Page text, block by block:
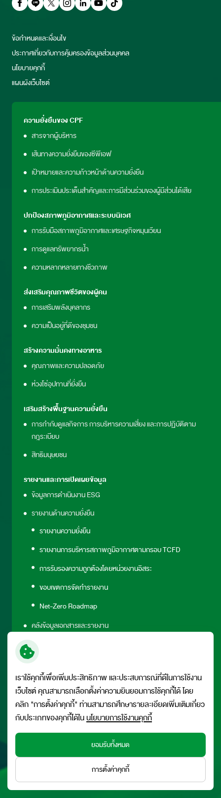
ข้อกำหนดและเงื่อนไข
ประกาศเกี่ยวกับการคุ้มครองข้อมูลส่วนบุคคล
นโยบายคุกกี้
แผนผังเว็บไซต์
ความยั่งยืนของ CPF
สารจากผู้บริหาร
เส้นทางความยั่งยืนของซีพีเอฟ
เป้าหมายและความก้าวหน้าด้านความยั่งยืน
การประเมินประเด็นสำคัญและการมีส่วนร่วมของผู้มีส่วนได้เสีย
ปกป้องสภาพภูมิอากาศและระบบนิเวศ
การรับมือสภาพภูมิอากาศและเศรษฐกิจหมุนเวียน
การดูแลทรัพยากรน้ำ
ความหลากหลายทางชีวภาพ
ส่งเสริมคุณภาพชีวิตของผู้คน
การเสริมพลังบุคลากร
ความเป็นอยู่ที่ดีของชุมชน
สร้างความมั่นคงทางอาหาร
คุณภาพและความปลอดภัย
ห่วงโซ่อุปทานที่ยั่งยืน
เสริมสร้างพื้นฐานความยั่งยืน
การกำกับดูแลกิจการ การบริหารความเสี่ยง และการปฏิบัติตาม
กฎระเบียบ
สิทธิมนุษยชน
รายงานและการเปิดเผยข้อมูล
ข้อมูลการดำเนินงาน ESG
รายงานด้านความยั่งยืน
รายงานความยั่งยืน
รายงานการบริหารสภาพภูมิอากาศตามกรอบ TCFD
การรับรองความถูกต้องโดยหน่วยงานอิสระ
ขอบเขตการจัดทำรายงาน
Net-Zero Roadmap
คลังข้อมูลเอกสารและรายงาน
มาตรฐานและดัชนีการรายงาน
ดัชนีเนื้อหา ESG
ข่าวสารด้านความยั่งยืน
โครงการที่สำคัญ
© สงวนลิขสิทธิ์ พ.ศ. 2569 บริษัท เจริญโภคภัณฑ์อาหาร จำกัด
เราใช้คุกกี้เพื่อเพิ่มประสิทธิภาพ และประสบการณ์ที่ดีในการใช้งาน
เว็บไซต์ คุณสามารถเลือกตั้งค่าความยินยอมการใช้คุกกี้ได้ โดย
คลิก "การตั้งค่าคุกกี้" ท่านสามารถศึกษารายละเอียดเพิ่มเติมเกี่ยว
กับประเภทของคุกกี้ได้ในนโยบายการใช้งานคุกกี้
ยอมรับทั้งหมด
การตั้งค่าคุกกี้